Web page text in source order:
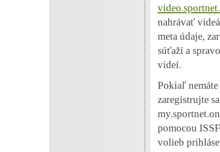
nahrávať
meta údaje,
súťaží a
videí.
Pokiaľ
zaregistrujte
pomocou
volieb